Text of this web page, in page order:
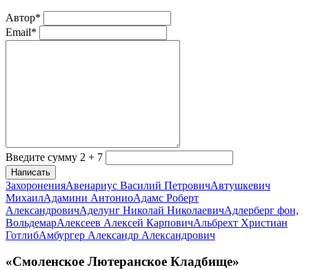
Автор*
Email*
Введите сумму 2 + 7
Написать
ЗахороненияАвенариус Василий ПетровичАвтушкевич
МихаилАдамини АнтониоАдамс Роберт
АлександровичАделунг Николай НиколаевичАдлерберг фон,
ВольдемарАлексеев Алексей КарповичАльбрехт Христиан
ГотлибАмбургер Александр Александрович
«Смоленское Лютеранское Кладбище»